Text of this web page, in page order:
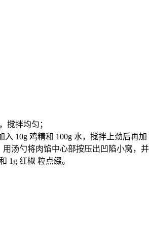
搅拌均匀；
10g 鸡精和 100g 水，搅拌上劲后再
汤勺将肉馅中心部按压出凹陷小窝，并
1g 红椒 粒点缀。